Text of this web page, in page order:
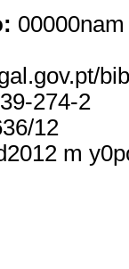
274-2
12
m